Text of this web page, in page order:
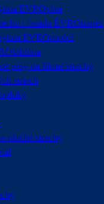
EVROvlna
i fasádu EVROtrapéz
EVROmodul
pásy na šikmé strechy
striech
ploché strechy